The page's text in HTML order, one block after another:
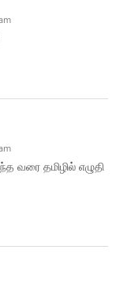
வரை தமிழில் எழுதி